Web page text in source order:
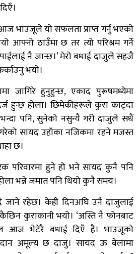
भाउजूले यो सफलता प्राप्त गर्नु भएको
आफ्नो ठाउँमा छ तर त्यो परिश्रम गर्ने
नै जान्छ।’ मेरो बधाई दाजुले सहजै
भयो।
जागिरे हुनुहुन्छ, एकाद पुरूषमध्येमा
हुन्छ होला। छिमेकीहरूले कुरा काट्दा
पनि, सुनेको नसुन्यै गरी दाजुले सधैं
सायद उहाँका नजिकमा रहने मजस्त
छ।
परिवारमा हुने हो भने सायद कुनै पनि
भन्ने जमात पनि थियो कुनै समय।
जाने रहेछ। केही दिनअघि उनै दाजुलाई
कुराकानी भयो। ‘अस्ति नै फोनबाट
ल आज भेटेरै बधाई दिएँ है। भाउजूको
अमूल्य छ दाजु। सायद ऊ बेलामा